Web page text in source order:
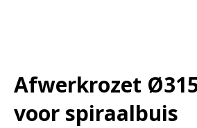
Afwerkrozet
voor spiraalbuis